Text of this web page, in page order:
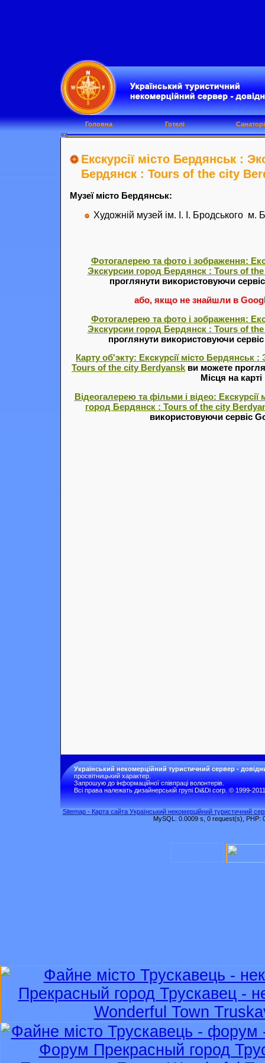
Екскурсії місто Бердянськ :
Бердянск : Tours of the city
Музеї місто Бердянськ:
Художній музей ім. І. І. Бродського м.
Фотогалерею та фото і зображення:
Экскурсии город Бердянск : Tours of
проглянути використовуючи
або, якщо не знайшли в
Фотогалерею та фото і зображення:
Экскурсии город Бердянск : Tours of
проглянути використовуючи
Карту об'экту: Екскурсії місто Бердянськ
Tours of the city Berdyansk ви можете
Місця на карті
Відеогалерею та фільми і відео:
город Бердянск : Tours of the city
використовуючи сервіс
Головна Готелі
Український некомерційний туристичний сервер -
просвітницький характер.
Запрошую до інформаційної співпраці волонтерів.
Всі права належать дизайнерській групі Di&Di corp. © 1999-2011
Sitemap - Карта сайта Український некомерційний туристичний
MySQL: 0.0009 s, 0 request(s), PHP: